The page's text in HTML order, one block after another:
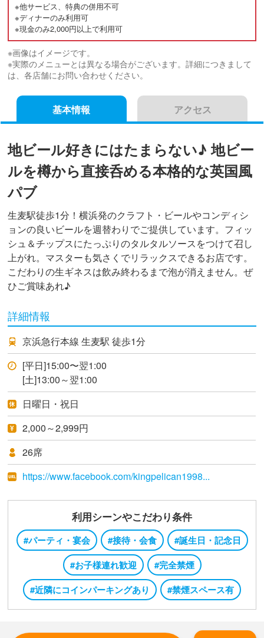
※他サービス、特典の併用不可
※ディナーのみ利用可
※現金のみ2,000円以上で利用可
※画像はイメージです。
※実際のメニューとは異なる場合がございます。詳細につきまして
は、各店舗にお問い合わせください。
基本情報 アクセス
地ビール好きにはたまらない♪ 地ビー
ルを樽から直接呑める本格的な英国風
パブ
生麦駅徒歩1分！横浜発のクラフト・ビールやコンディシ
ョンの良いビールを週替わりでご提供しています。フィッ
シュ＆チップスにたっぷりのタルタルソースをつけて召し
上がれ。マスターも気さくでリラックスできるお店です。
こだわりの生ギネスは飲み終わるまで泡が消えません。ぜ
ひご賞味あれ♪
詳細情報
京浜急行本線 生麦駅 徒歩1分
[平日]15:00〜翌1:00
[土]13:00～翌1:00
日曜日・祝日
2,000～2,999円
26席
https://www.facebook.com/kingpelican1998...
利用シーンやこだわり条件
#パーティ・宴会 #接待・会食
#誕生日・記念日
#お子様連れ歓迎
#完全禁煙
#近隣にコインパーキングあり
#禁煙スペース有